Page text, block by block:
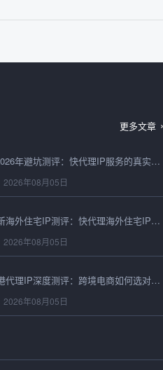
更多文章
2026年08月06日
IP购买2026年避坑测评：快代理IP服务的真实性能与性价比实测
2026年08月05日
2026最新海外住宅IP测评：快代理海外住宅IP跨境适配与性能实测
2026年08月05日
2026香港代理IP深度测评：跨境电商如何选对高速稳定的节点？
2026年08月05日
2026年08月05日